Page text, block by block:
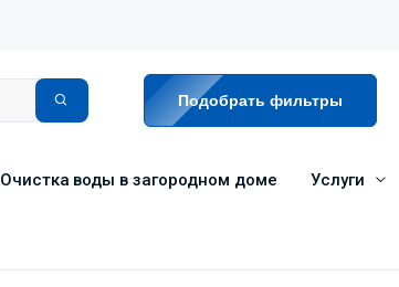
Подобрать фильтры
Очистка воды в загородном доме Услуги